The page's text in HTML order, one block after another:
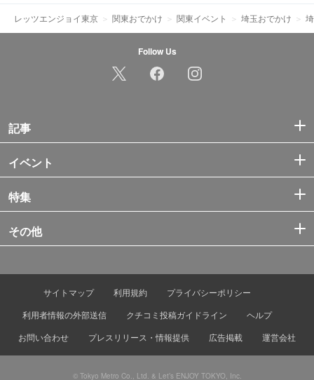
レッツエンジョイ東京 関東おでかけ 関東イベント 埼玉おでかけ
Follow Us
記事
イベント
特集
その他
サイトマップ 利用規約
プライバシーポリシー
利用者情報の外部送信
クチコミ投稿ガイドライン
ヘルプ
お問い合わせ
プレスリリース・情報提供 広告掲載 運営会社
© Tokyo Metro Co., Ltd. & Let’s ENJOY TOKYO, Inc.